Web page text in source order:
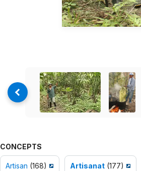
CONCEPTS
Artisan (168) Artisanat(177)